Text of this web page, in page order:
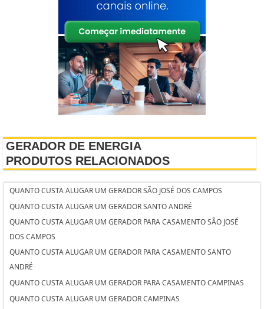
GERADOR DE ENERGIA
PRODUTOS RELACIONADOS
QUANTO CUSTA ALUGAR UM GERADOR SÃO JOSÉ DOS CAMPOS
QUANTO CUSTA ALUGAR UM GERADOR SANTO ANDRÉ
QUANTO CUSTA ALUGAR UM GERADOR PARA CASAMENTO SÃO JOSÉ
DOS CAMPOS
QUANTO CUSTA ALUGAR UM GERADOR PARA CASAMENTO SANTO
ANDRÉ
QUANTO CUSTA ALUGAR UM GERADOR PARA CASAMENTO CAMPINAS
QUANTO CUSTA ALUGAR UM GERADOR CAMPINAS